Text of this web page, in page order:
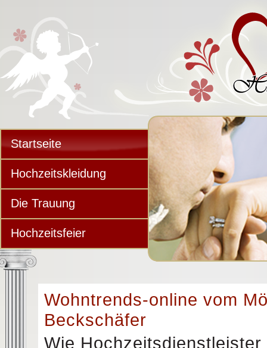
Startseite
Hochzeitskleidung
Die Trauung
Hochzeitsfeier
Wohntrends-online vom
Beckschäfer
Wie